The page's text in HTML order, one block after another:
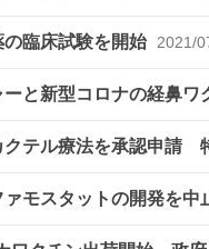
臨床試験を開始 2021/
と新型コロナの経鼻
クテル療法を承認申請
モスタットの開発を